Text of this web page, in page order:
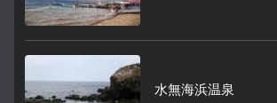
水無海浜温泉